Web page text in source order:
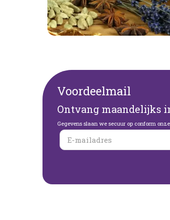
Voordeelmail
Ontvang maandelijks
Gegevens slaan we secuur op conform onze